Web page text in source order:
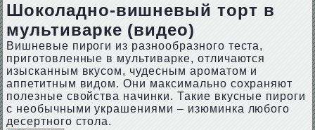
Шоколадно-вишневый торт в
мультиварке (видео)
Вишневые пироги из разнообразного теста,
приготовленные в мультиварке, отличаются
изысканным вкусом, чудесным ароматом и
аппетитным видом. Они максимально сохраняют
полезные свойства начинки. Такие вкусные пироги
с необычными украшениями – изюминка любого
десертного стола.